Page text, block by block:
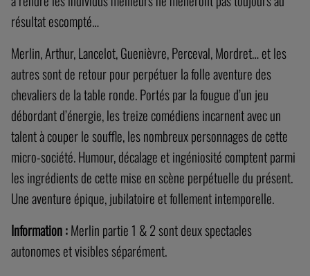
résultat escompté…
Merlin, Arthur, Lancelot, Guenièvre, Perceval, Mordret… et les
autres sont de retour pour perpétuer la folle aventure des
chevaliers de la table ronde. Portés par la fougue d’un jeu
débordant d’énergie, les treize comédiens incarnent avec un
talent à couper le souffle, les nombreux personnages de cette
micro-société. Humour, décalage et ingéniosité comptent parmi
les ingrédients de cette mise en scène perpétuelle du présent.
Une aventure épique, jubilatoire et follement intemporelle.
Information :Merlin partie 1 & 2 sont deux spectacles
autonomes et visibles séparément.